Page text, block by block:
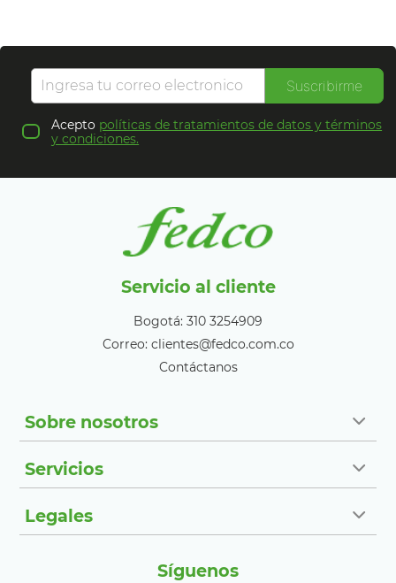
Suscribirme
Acepto políticas de tratamientos de datos y términos
y condiciones.
Servicio al cliente
Bogotá: 310 3254909
Correo: clientes@fedco.com.co
Contáctanos
Sobre nosotros
Servicios
Legales
Síguenos